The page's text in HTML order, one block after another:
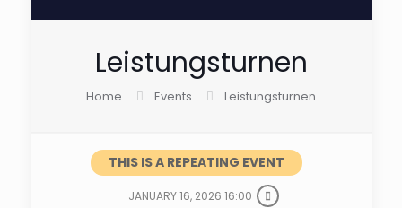
Leistungsturnen
Home Events Leistungsturnen
THIS IS A REPEATING EVENT
JANUARY 16, 2026 16:00